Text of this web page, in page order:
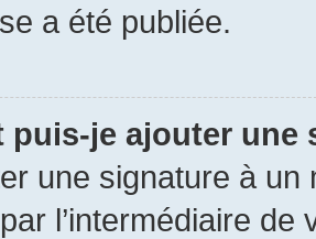
a été publiée.
puis-je ajouter une
une signature à un
l’intermédiaire